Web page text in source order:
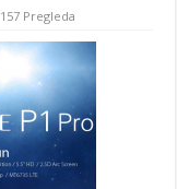
157 Pregleda